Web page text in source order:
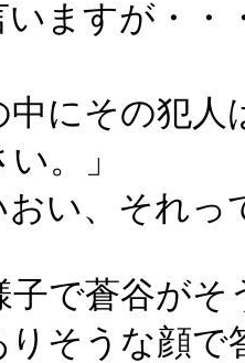
いますが・
にその犯人
。」
おい、それ
で蒼谷が
そうな顔で